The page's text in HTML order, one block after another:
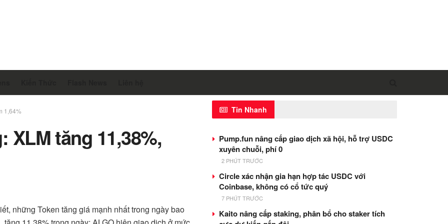
1,64%
tăng 11,38%,
những Token tăng giá mạnh nhất trong ngày bao
Tin Nhanh
Pump.fun nâng cấp giao dịch xã hội, hỗ trợ USDC
xuyên chuỗi, phí 0
2 PHÚT TRƯỚC
Circle xác nhận gia hạn hợp tác USDC với
Coinbase, không có cổ tức quý
7 PHÚT TRƯỚC
Kaito nâng cấp staking, phân bổ cho staker tích